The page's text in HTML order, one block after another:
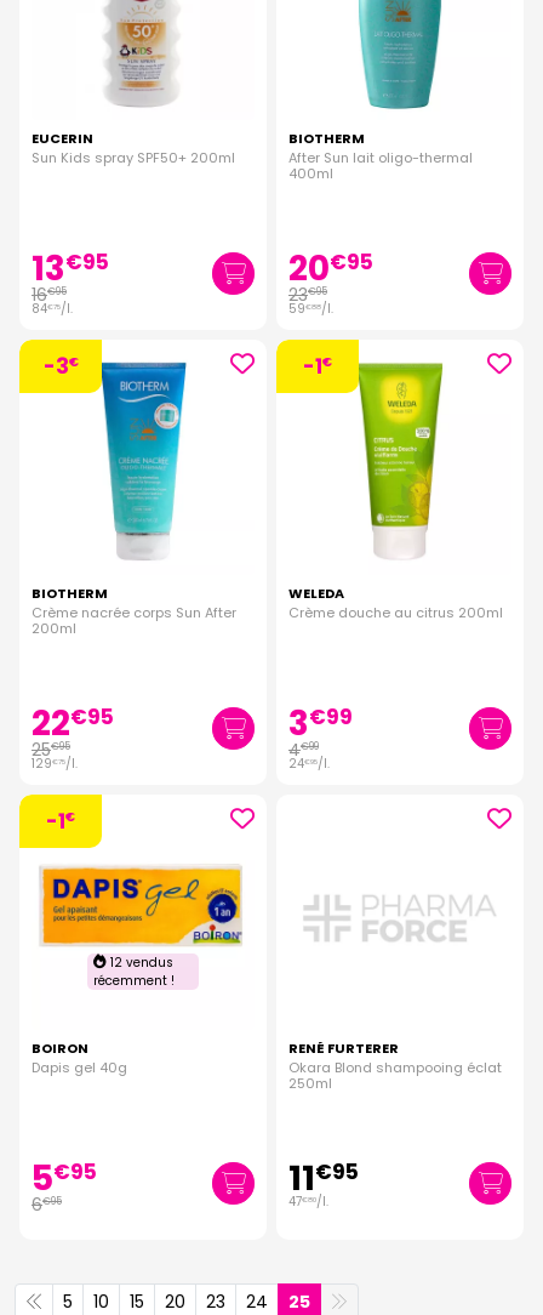
EUCERIN
Sun Kids spray SPF50+ 200ml
13€95
16€95
84€75/l.
BIOTHERM
After Sun lait oligo-thermal
400ml
20€95
23€95
59€88/l.
-3€
BIOTHERM
Crème nacrée corps Sun After
200ml
22€95
25€95
129€75/l.
-1€
WELEDA
Crème douche au citrus 200ml
3€99
4€99
24€95/l.
-1€
12 vendus
récemment !
BOIRON
Dapis gel 40g
5€95
6€95
RENÉ FURTERER
Okara Blond shampooing éclat
250ml
11€95
47€80/l.
5 10 15 20 23 24 25